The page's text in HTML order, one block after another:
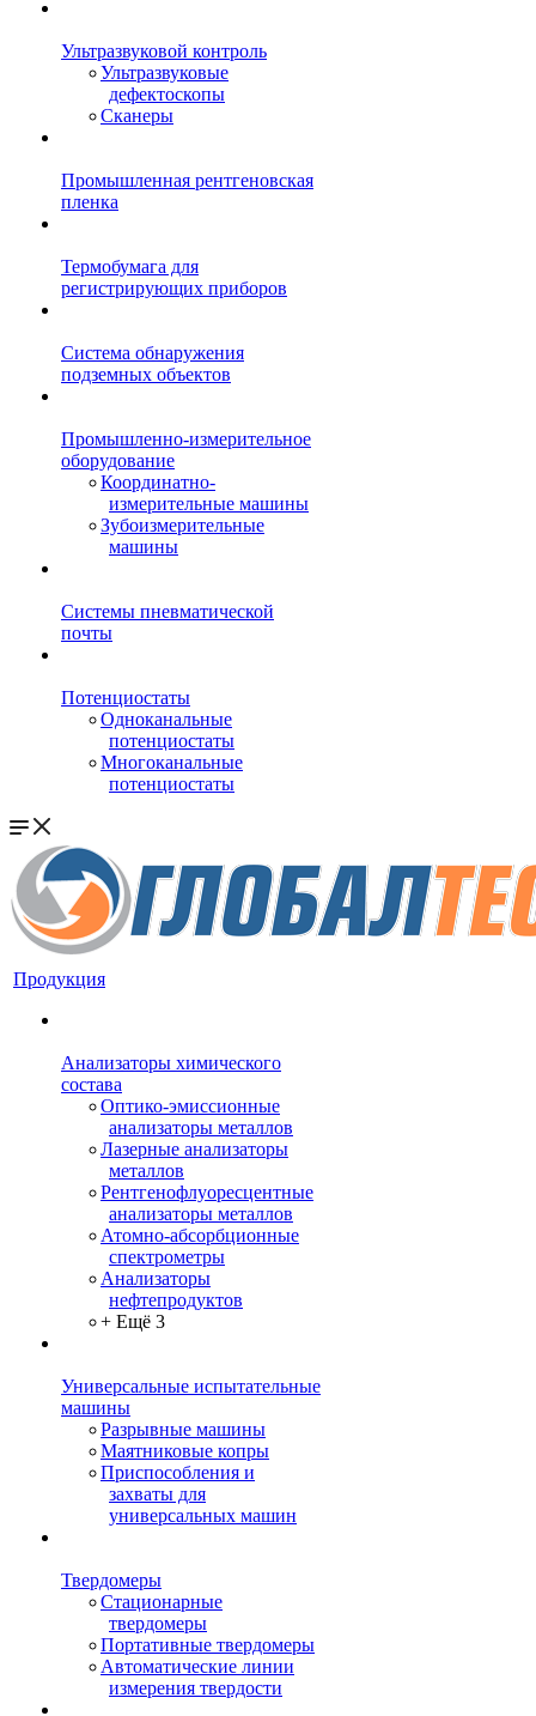
Ультразвуковой контроль
Ультразвуковые
дефектоскопы
Сканеры
Промышленная рентгеновская
пленка
Термобумага для
регистрирующих приборов
Система обнаружения
подземных объектов
Промышленно-измерительное
оборудование
Координатно-
измерительные машины
Зубоизмерительные
машины
Системы пневматической
почты
Потенциостаты
Одноканальные
потенциостаты
Многоканальные
потенциостаты
Продукция
Анализаторы химического
состава
Оптико-эмиссионные
анализаторы металлов
Лазерные анализаторы
металлов
Рентгенофлуоресцентные
анализаторы металлов
Атомно-абсорбционные
спектрометры
Анализаторы
нефтепродуктов
+ Ещё 3
Универсальные испытательные
машины
Разрывные машины
Маятниковые копры
Приспособления и
захваты для
универсальных машин
Твердомеры
Стационарные
твердомеры
Портативные твердомеры
Автоматические линии
измерения твердости